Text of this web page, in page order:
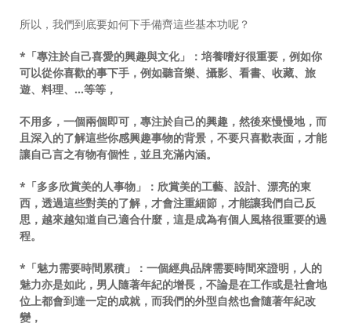
所以，我們到底要如何下手備齊這些基本功呢？
*「專注於自己喜愛的興趣與文化」：培養嗜好很重要，例如你
可以從你喜歡的事下手，例如聽音樂、攝影、看書、收藏、旅
遊、料理、…等等，
不用多，一個兩個即可，專注於自己的興趣，然後來慢慢地，而
且深入的了解這些你感興趣事物的背景，不要只喜歡表面，才能
讓自己言之有物有個性，並且充滿內涵。
*「多多欣賞美的人事物」：欣賞美的工藝、設計、漂亮的東
西，透過這些對美的了解，才會注重細節，才能讓我們自己反
思，越來越知道自己適合什麼，這是成為有個人風格很重要的過
程。
*「魅力需要時間累積」：一個經典品牌需要時間來證明，人的
魅力亦是如此，男人隨著年紀的增長，不論是在工作或是社會地
位上都會到達一定的成就，而我們的外型自然也會隨著年紀改
變，